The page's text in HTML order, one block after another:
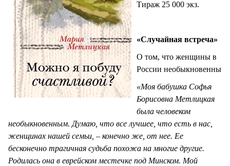
Тираж 25 000 экз.
«Случайная встреча»
О том, что женщины в
России необыкновенны
«Моя бабушка Софья
Борисовна Метлицкая
была человеком
необыкновенным. Думаю, что все лучшее, что есть в нас,
женщинах нашей семьи, – конечно же, от нее. Ее
бесконечно трагичная судьба похожа на многие другие.
Родилась она в еврейском местечке под Минском. Мой